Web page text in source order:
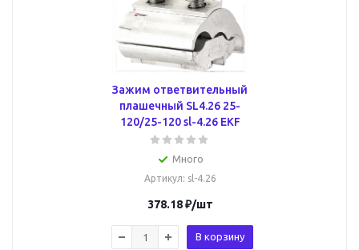
Зажим ответвительный
плашечный SL4.26 25-
120/25-120 sl-4.26 EKF
Много
Артикул: sl-4.26
378.18₽/шт
В корзину